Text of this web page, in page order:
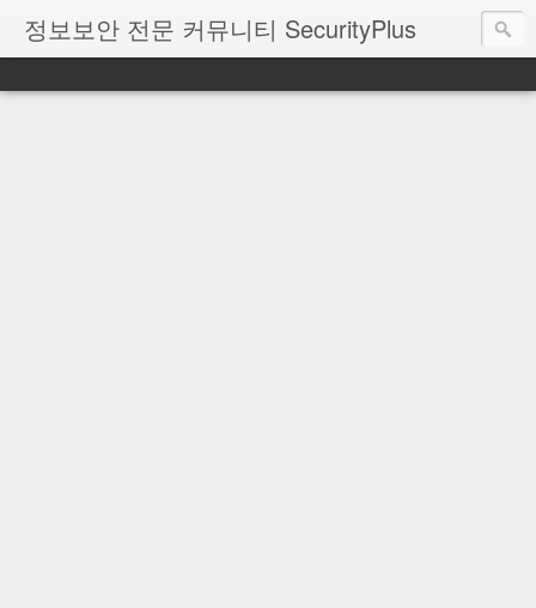
정보보안 전문 커뮤니티 SecurityPlus